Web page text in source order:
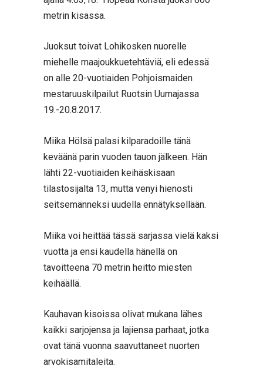
metrin kisassa.
Juoksut toivat Lohikosken nuorelle
miehelle maajoukkuetehtäviä, eli edessä
on alle 20-vuotiaiden Pohjoismaiden
mestaruuskilpailut Ruotsin Uumajassa
19.-20.8.2017.
Miika Hölsä palasi kilparadoille tänä
keväänä parin vuoden tauon jälkeen. Hän
lähti 22-vuotiaiden keihäskisaan
tilastosijalta 13, mutta venyi hienosti
seitsemänneksi uudella ennätyksellään.
Miika voi heittää tässä sarjassa vielä kaksi
vuotta ja ensi kaudella hänellä on
tavoitteena 70 metrin heitto miesten
keihäällä.
Kauhavan kisoissa olivat mukana lähes
kaikki sarjojensa ja lajiensa parhaat, jotka
ovat tänä vuonna saavuttaneet nuorten
arvokisamitaleita.